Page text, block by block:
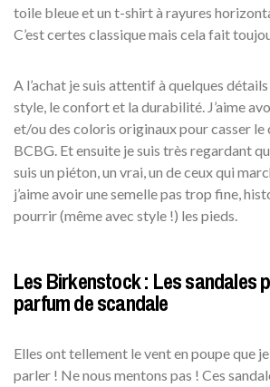
toile bleue et un t-shirt à rayures
C’est certes classique mais cela fait
A l’achat je suis attentif à quelques
style, le confort et la durabilité. J’aime
et/ou des coloris originaux pour casser
BCBG. Et ensuite je suis très regardant
suis un piéton, un vrai, un de ceux qui
j’aime avoir une semelle pas trop fine,
pourrir (même avec style !) les pieds.
Les Birkenstock : Les sandales
parfum de scandale
Elles ont tellement le vent en poupe que je
parler ! Ne nous mentons pas ! Ces